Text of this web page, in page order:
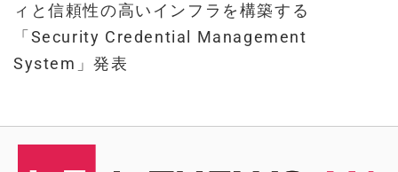
ィと信頼性の高いインフラを構築する
「Security Credential Management
System」発表